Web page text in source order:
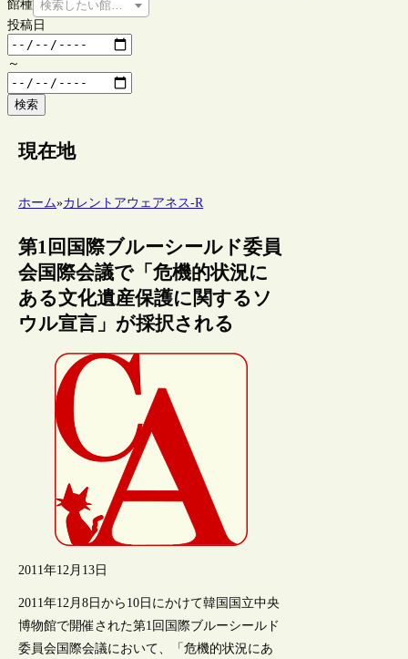
館種 検索したい館種を選択してください
投稿日
～
検索
現在地
ホーム»カレントアウェアネス-R
第1回国際ブルーシールド委員
会国際会議で「危機的状況に
ある文化遺産保護に関するソ
ウル宣言」が採択される
2011年12月13日
2011年12月8日から10日にかけて韓国国立中央
博物館で開催された第1回国際ブルーシールド
委員会国際会議において、「危機的状況にあ